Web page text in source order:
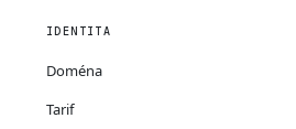
IDENTITA
Doména
Tarif